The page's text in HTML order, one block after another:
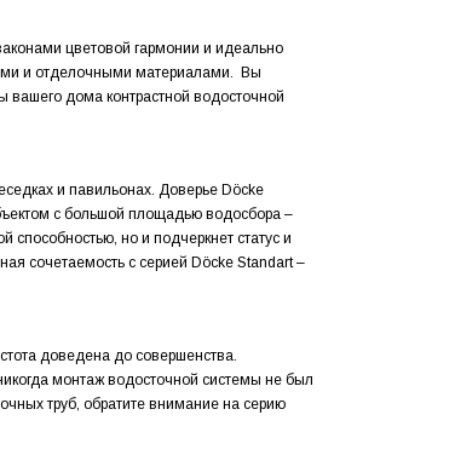
цветовой гармонии и идеально
и отделочными материалами. Вы
дома контрастной водосточной
и павильонах. Доверье Döcke
с большой площадью водосбора –
способностью, но и подчеркнет статус и
сочетаемость с серией Döcke Standart –
доведена до совершенства.
монтаж водосточной системы не был
труб, обратите внимание на серию